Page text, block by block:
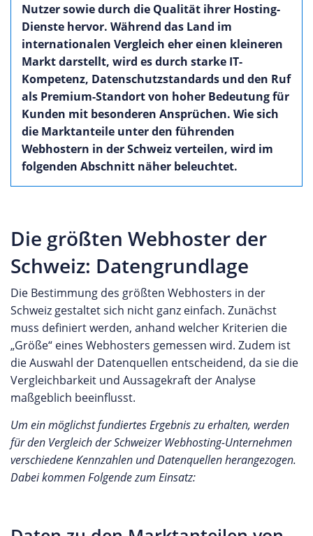
Nutzer sowie durch die Qualität ihrer Hosting-
Dienste hervor. Während das Land im
internationalen Vergleich eher einen kleineren
Markt darstellt, wird es durch starke IT-
Kompetenz, Datenschutzstandards und den Ruf
als Premium-Standort von hoher Bedeutung für
Kunden mit besonderen Ansprüchen. Wie sich
die Marktanteile unter den führenden
Webhostern in der Schweiz verteilen, wird im
folgenden Abschnitt näher beleuchtet.
Die größten Webhoster der
Schweiz: Datengrundlage
Die Bestimmung des größten Webhosters in der
Schweiz gestaltet sich nicht ganz einfach. Zunächst
muss definiert werden, anhand welcher Kriterien die
„Größe“ eines Webhosters gemessen wird. Zudem ist
die Auswahl der Datenquellen entscheidend, da sie die
Vergleichbarkeit und Aussagekraft der Analyse
maßgeblich beeinflusst.
Um ein möglichst fundiertes Ergebnis zu erhalten, werden
für den Vergleich der Schweizer Webhosting-Unternehmen
verschiedene Kennzahlen und Datenquellen herangezogen.
Dabei kommen Folgende zum Einsatz: